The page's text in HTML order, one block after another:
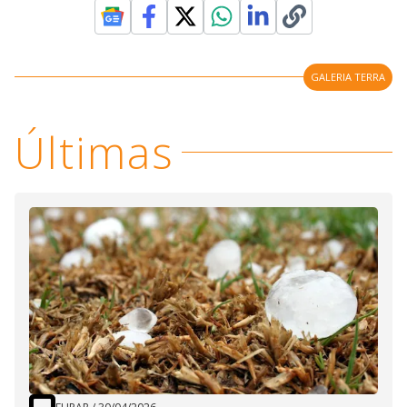
GALERIA TERRA
Últimas